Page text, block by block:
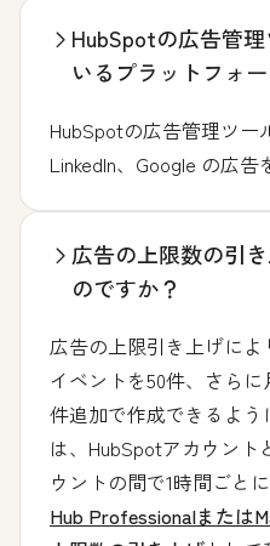
HubSpotの広告管
いるプラットフォ
HubSpotの広告管理ツー
LinkedIn、Google の広告
広告の上限数の引
のですか？
広告の上限引き上げに
イベントを50件、さら
件追加で作成できるよ
は、HubSpotアカウント
ウントの間で1時間ごと
Hub Professionalまたは